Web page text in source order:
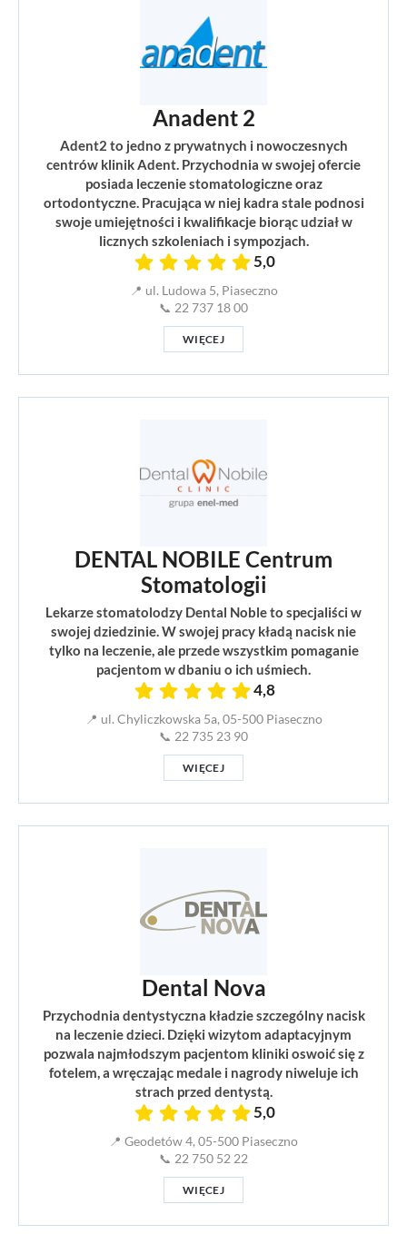
Anadent 2
Adent2 to jedno z prywatnych i nowoczesnych
centrów klinik Adent. Przychodnia w swojej ofercie
posiada leczenie stomatologiczne oraz
ortodontyczne. Pracująca w niej kadra stale podnosi
swoje umiejętności i kwalifikacje biorąc udział w
licznych szkoleniach i sympozjach.
5,0
📍 ul. Ludowa 5, Piaseczno
📞 22 737 18 00
WIĘCEJ
DENTAL NOBILE Centrum
Stomatologii
Lekarze stomatolodzy Dental Noble to specjaliści w
swojej dziedzinie. W swojej pracy kładą nacisk nie
tylko na leczenie, ale przede wszystkim pomaganie
pacjentom w dbaniu o ich uśmiech.
4,8
📍 ul. Chyliczkowska 5a, 05-500 Piaseczno
📞 22 735 23 90
WIĘCEJ
Dental Nova
Przychodnia dentystyczna kładzie szczególny nacisk
na leczenie dzieci. Dzięki wizytom adaptacyjnym
pozwala najmłodszym pacjentom kliniki oswoić się z
fotelem, a wręczając medale i nagrody niweluje ich
strach przed dentystą.
5,0
📍 Geodetów 4, 05-500 Piaseczno
📞 22 750 52 22
WIĘCEJ